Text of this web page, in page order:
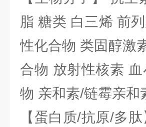
脂 糖类 白三烯 前
性化合物 类固醇激
合物 放射性核素
物 亲和素/链霉亲和
【蛋白质/抗原/多